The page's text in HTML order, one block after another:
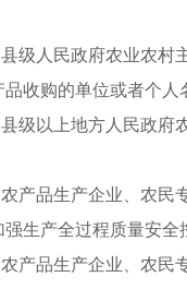
县级人民政府农业农村
收购的单位或者个人
级以上地方人民政府
产品生产企业、农民
生产全过程质量安全
农产品生产企业、农民